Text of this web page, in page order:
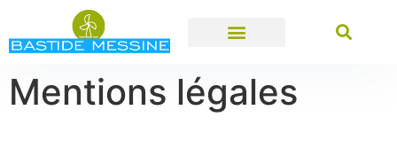
Mentions légales